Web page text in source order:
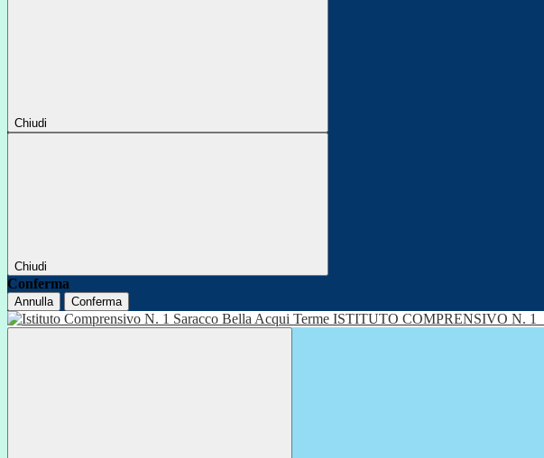
Chiudi
Chiudi
Conferma
Annulla Conferma
ISTITUTO COMPRENSIVO N. 1